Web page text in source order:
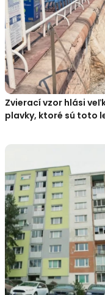
Zvierací vzor hlási
plavky, ktoré sú toto